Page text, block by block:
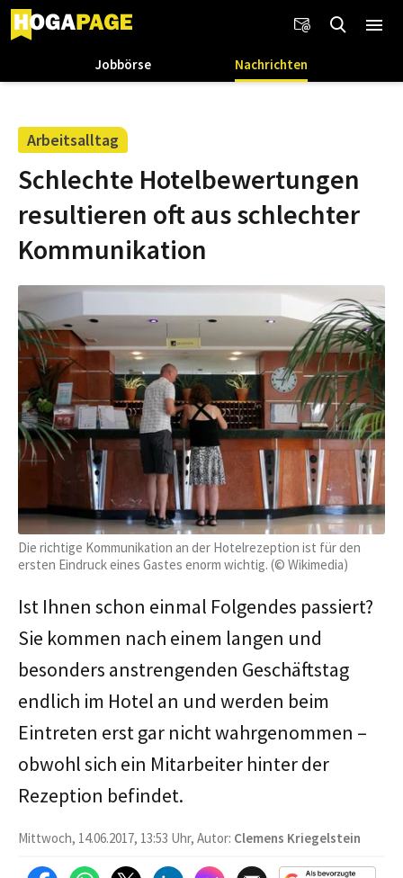
Jobbörse Nachrichten
Arbeitsalltag
Schlechte Hotelbewertungen
resultieren oft aus schlechter
Kommunikation
Die richtige Kommunikation an der Hotelrezeption ist für den
ersten Eindruck eines Gastes enorm wichtig. (© Wikimedia)
Ist Ihnen schon einmal Folgendes passiert?
Sie kommen nach einem langen und
besonders anstrengenden Geschäftstag
endlich im Hotel an und werden beim
Eintreten erst gar nicht wahrgenommen –
obwohl sich ein Mitarbeiter hinter der
Rezeption befindet.
Mittwoch, 14.06.2017, 13:53 Uhr, Autor: Clemens Kriegelstein